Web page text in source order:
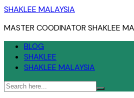
Skip
content
SHAKLEE MALAYSIA
MASTER COODINATOR SHAKLEE
BLOG
SHAKLEE
SHAKLEE MALAYSIA